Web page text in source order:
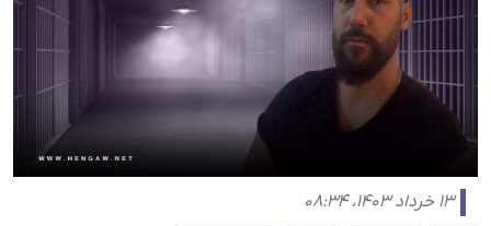
۱۳ خرداد ۱۴۰۳، ۰۸:۳۴